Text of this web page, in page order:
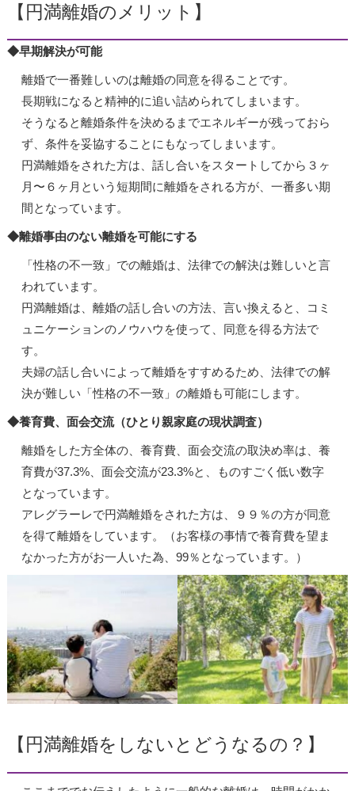
【円満離婚のメリット】
◆早期解決が可能
離婚で一番難しいのは離婚の同意を得ることです。
長期戦になると精神的に追い詰められてしまいます。
そうなると離婚条件を決めるまでエネルギーが残っておら
ず、条件を妥協することにもなってしまいます。
円満離婚をされた方は、話し合いをスタートしてから３ヶ
月〜６ヶ月という短期間に離婚をされる方が、一番多い期
間となっています。
◆離婚事由のない離婚を可能にする
「性格の不一致」での離婚は、法律での解決は難しいと言
われています。
円満離婚は、離婚の話し合いの方法、言い換えると、コミ
ュニケーションのノウハウを使って、同意を得る方法で
す。
夫婦の話し合いによって離婚をすすめるため、法律での解
決が難しい「性格の不一致」の離婚も可能にします。
◆養育費、面会交流（ひとり親家庭の現状調査）
離婚をした方全体の、養育費、面会交流の取決め率は、養
育費が37.3%、面会交流が23.3%と、ものすごく低い数字
となっています。
アレグラーレで円満離婚をされた方は、９９％の方が同意
を得て離婚をしています。（お客様の事情で養育費を望ま
なかった方がお一人いた為、99％となっています。）
【円満離婚をしないとどうなるの？】